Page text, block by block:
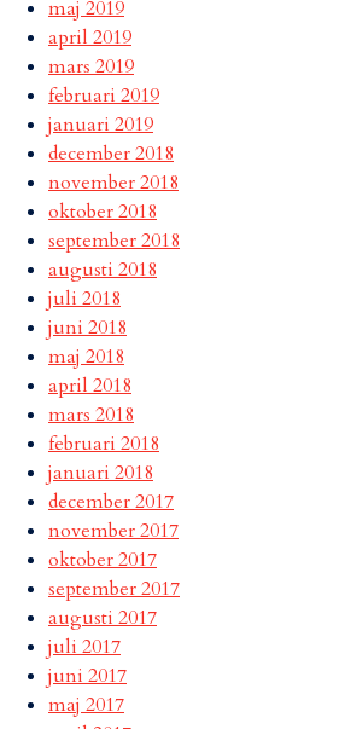
maj 2019
april 2019
mars 2019
februari 2019
januari 2019
december 2018
november 2018
oktober 2018
september 2018
augusti 2018
juli 2018
juni 2018
maj 2018
april 2018
mars 2018
februari 2018
januari 2018
december 2017
november 2017
oktober 2017
september 2017
augusti 2017
juli 2017
juni 2017
maj 2017